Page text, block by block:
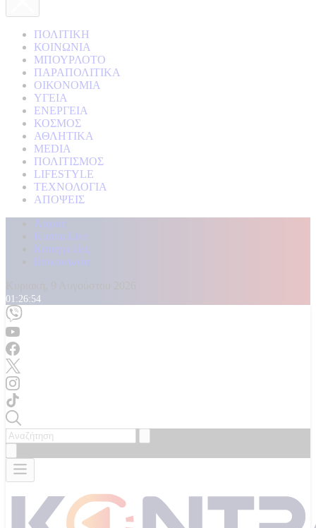
ΠΟΛΙΤΙΚΗ
ΚΟΙΝΩΝΙΑ
ΜΠΟΥΡΛΟΤΟ
ΠΑΡΑΠΟΛΙΤΙΚΑ
ΟΙΚΟΝΟΜΙΑ
ΥΓΕΙΑ
ΕΝΕΡΓΕΙΑ
ΚΟΣΜΟΣ
ΑΘΛΗΤΙΚΑ
MEDIA
ΠΟΛΙΤΙΣΜΟΣ
LIFESTYLE
ΤΕΧΝΟΛΟΓΙΑ
ΑΠΟΨΕΙΣ
Αρχική
Kontra Live
Καταγγελίες
Επικοινωνία
01:26:56